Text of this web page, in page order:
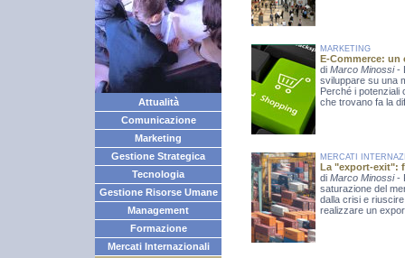
Attualità
Comunicazione
Marketing
Gestione Strategica
Tecnologia
Gestione Risorse Umane
Management
Formazione
Mercati Internazionali
MARKETING
E-Commerce: un
di Marco Minossi-
sviluppare su una
Perché i potenziali
che trovano fa la
MERCATI
La "export-exit":
di Marco Minossi-
saturazione del
dalla crisi e
realizzare un